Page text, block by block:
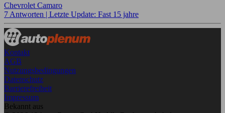
Chevrolet Camaro
7 Antworten | Letzte Update: Fast 15 jahre
Kontakt
AGB
Nutzungsbedingungen
Datenschutz
Barrierefreiheit
Impressum
Bekannt aus